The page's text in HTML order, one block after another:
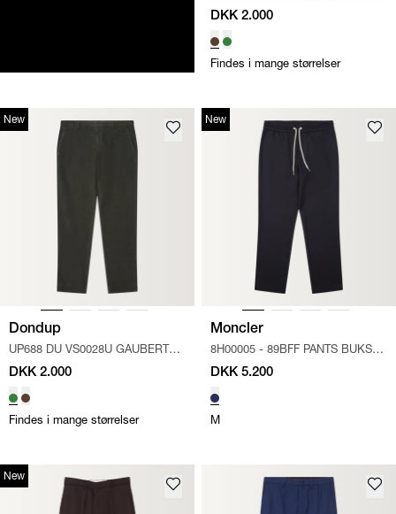
RELAX / BRUN
DKK 2.000
Findes i mange størrelser
New
Dondup
UP688 DU VS0028U GAUBERT
RELAX / GRØN
DKK 2.000
Findes i mange størrelser
New
Moncler
8H00005 - 89BFF PANTS BUKSER
/ NAVY
DKK 5.200
M
New